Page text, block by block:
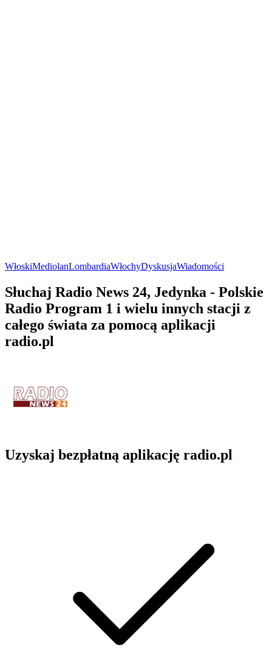
WłoskiMediolanLombardiaWłochyDyskusjaWiadomości
Słuchaj Radio News 24, Jedynka - Polskie
Radio Program 1 i wielu innych stacji z
całego świata za pomocą aplikacji
radio.pl
Uzyskaj bezpłatną aplikację radio.pl